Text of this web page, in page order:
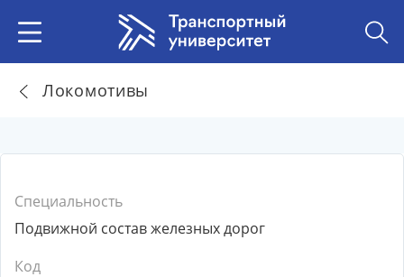
Локомотивы
Специальность
Подвижной состав железных дорог
Код